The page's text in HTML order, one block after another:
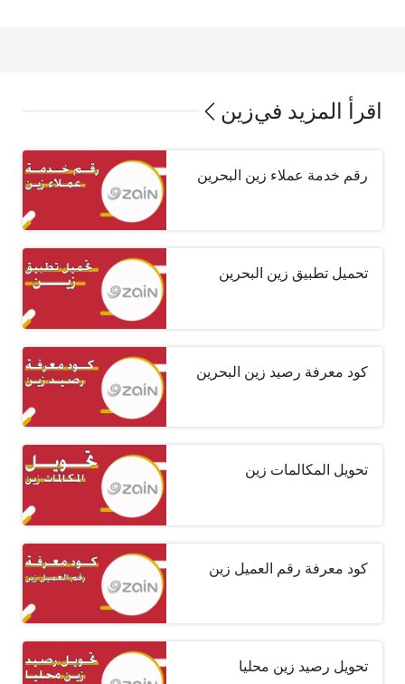
اقرأ المزيد فيزين
رقم خدمة عملاء زين البحرين
تحميل تطبيق زين البحرين
كود معرفة رصيد زين البحرين
تحويل المكالمات زين
كود معرفة رقم العميل زين
تحويل رصيد زين محليا